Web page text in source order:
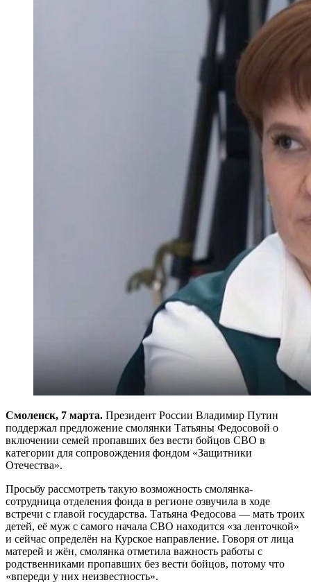
Смоленск, 7 марта. Президент России Владимир Путин
поддержал предложение смолянки Татьяны Федосовой о
включении семей пропавших без вести бойцов СВО в
категории для сопровождения фондом «Защитники
Отечества».
Просьбу рассмотреть такую возможность смолянка-
сотрудница отделения фонда в регионе озвучила в ходе
встречи с главой государства. Татьяна Федосова — мать троих
детей, её муж с самого начала СВО находится «за ленточкой»
и сейчас определён на Курское направление. Говоря от лица
матерей и жён, смолянка отметила важность работы с
родственниками пропавших без вести бойцов, потому что
«впереди у них неизвестность».